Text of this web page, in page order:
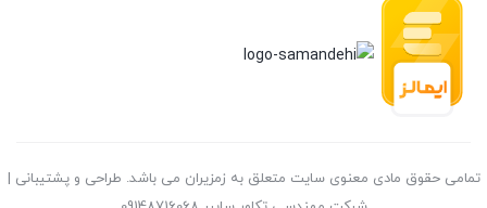
تمامی حقوق مادی معنوی سایت متعلق به زمزیران می باشد. طراحی و پشتیبانی |